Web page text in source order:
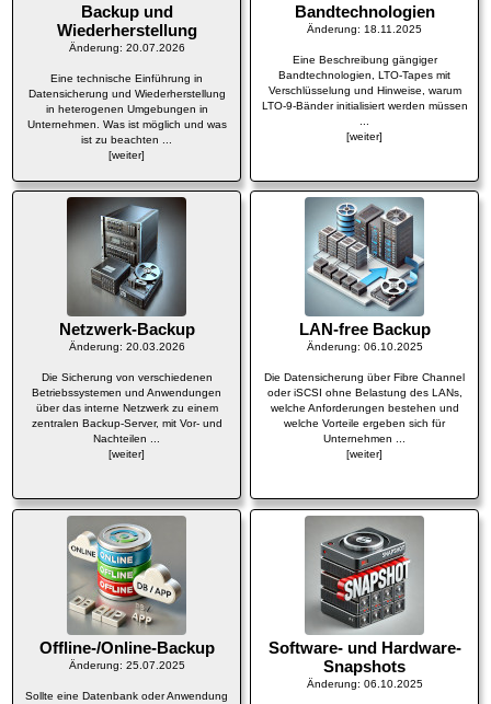
Backup und
Wiederherstellung
Änderung: 20.07.2026
Eine technische Einführung in
Datensicherung und Wiederherstellung
in heterogenen Umgebungen in
Unternehmen. Was ist möglich und was
ist zu beachten ...
[weiter]
Bandtechnologien
Änderung: 18.11.2025
Eine Beschreibung gängiger
Bandtechnologien, LTO-Tapes mit
Verschlüsselung und Hinweise, warum
LTO-9-Bänder initialisiert werden müssen
[weiter]
Netzwerk-Backup
Änderung: 20.03.2026
Die Sicherung von verschiedenen
Betriebssystemen und Anwendungen
über das interne Netzwerk zu einem
zentralen Backup-Server, mit Vor- und
Nachteilen ...
[weiter]
LAN-free Backup
Änderung: 06.10.2025
Die Datensicherung über Fibre Channel
oder iSCSI ohne Belastung des LANs,
welche Anforderungen bestehen und
welche Vorteile ergeben sich für
Unternehmen ...
[weiter]
Offline-/Online-Backup
Änderung: 25.07.2025
Sollte eine Datenbank oder Anwendung
Software- und Hardware-
Snapshots
Änderung: 06.10.2025